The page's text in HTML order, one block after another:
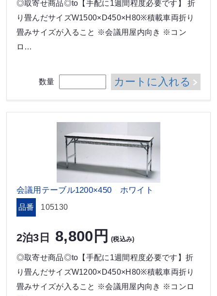
◎取寄せ商品◎to【手配に1週間程度必要です】 折
り畳んだサイズW1500×D450×H80※積載車両折り
畳みサイズが入ること ※会議用屋内向き ※コン
ロ…
数量 カートに入れる
会議用テーブル1200×450 ホワイト
品番 105130
2泊3日 8,800円 (税込み)
◎取寄せ商品◎to【手配に1週間程度必要です】折
り畳んだサイズW1200×D450×H80※積載車両折り
畳みサイズが入ること ※会議用屋内向き ※コンロ